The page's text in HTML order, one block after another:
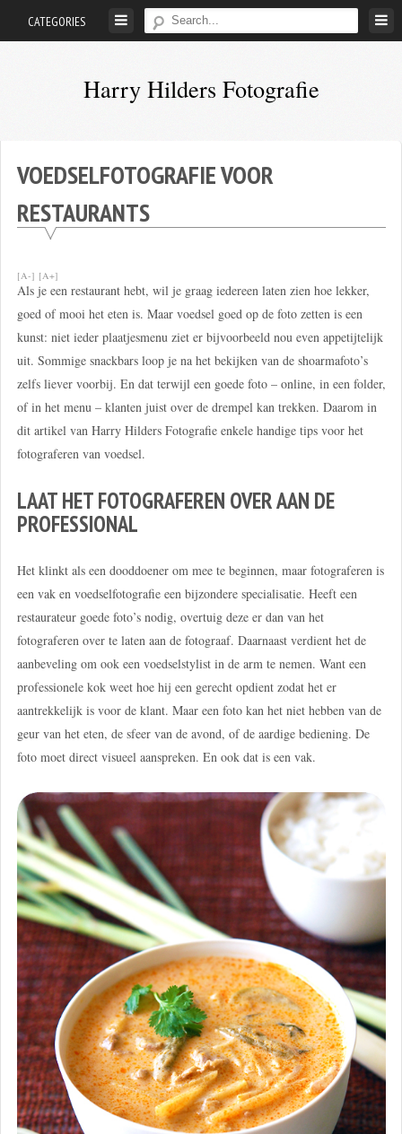
CATEGORIES
Harry Hilders Fotografie
Hilders
VOEDSELFOTOGRAFIE VOOR
RESTAURANTS
[A-] [A+]
Als je een restaurant hebt, wil je graag iedereen laten zien hoe lekker,
goed of mooi het eten is. Maar voedsel goed op de foto zetten is een
kunst: niet ieder plaatjesmenu ziet er bijvoorbeeld nou even appetijtelijk
uit. Sommige snackbars loop je na het bekijken van de shoarmafoto’s
zelfs liever voorbij. En dat terwijl een goede foto – online, in een folder,
of in het menu – klanten juist over de drempel kan trekken. Daarom in
dit artikel van Harry Hilders Fotografie enkele handige tips voor het
fotograferen van voedsel.
LAAT HET FOTOGRAFEREN OVER AAN DE
PROFESSIONAL
Het klinkt als een dooddoener om mee te beginnen, maar fotograferen is
een vak en voedselfotografie een bijzondere specialisatie. Heeft een
restaurateur goede foto’s nodig, overtuig deze er dan van het
fotograferen over te laten aan de fotograaf. Daarnaast verdient het de
aanbeveling om ook een voedselstylist in de arm te nemen. Want een
professionele kok weet hoe hij een gerecht opdient zodat het er
aantrekkelijk is voor de klant. Maar een foto kan het niet hebben van de
geur van het eten, de sfeer van de avond, of de aardige bediening. De
foto moet direct visueel aanspreken. En ook dat is een vak.